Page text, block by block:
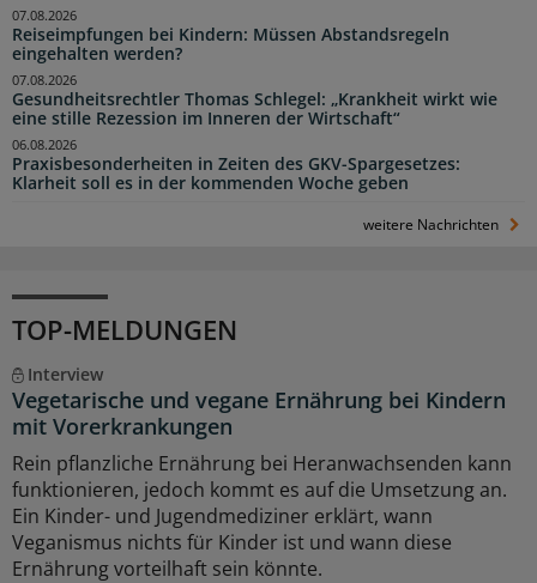
Reiseimpfungen bei Kindern: Müssen Abstandsregeln
eingehalten werden?
07.08.2026
Gesundheitsrechtler Thomas Schlegel: „Krankheit wirkt wie
eine stille Rezession im Inneren der Wirtschaft“
07.08.2026
Praxisbesonderheiten in Zeiten des GKV-Spargesetzes:
Klarheit soll es in der kommenden Woche geben
06.08.2026
weitere Nachrichten
TOP-MELDUNGEN
Interview
Vegetarische und vegane Ernährung bei Kindern
mit Vorerkrankungen
Rein pflanzliche Ernährung bei Heranwachsenden kann
funktionieren, jedoch kommt es auf die Umsetzung an.
Ein Kinder- und Jugendmediziner erklärt, wann
Veganismus nichts für Kinder ist und wann diese
Ernährung vorteilhaft sein könnte.